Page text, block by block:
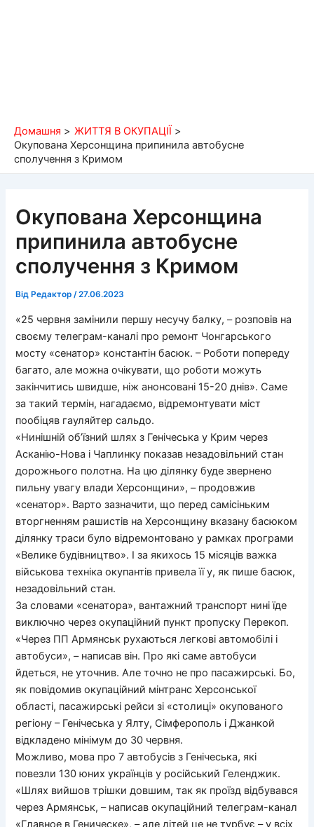
Домашня
ЖИТТЯ В ОКУПАЦІЇ
Окупована Херсонщина припинила автобусне
сполучення з Кримом
Окупована Херсонщина
припинила автобусне
сполучення з Кримом
Від Редактор/27.06.2023
«25 червня замінили першу несучу балку, – розповів на
своєму телеграм-каналі про ремонт Чонгарського
мосту «сенатор» константін басюк. – Роботи попереду
багато, але можна очікувати, що роботи можуть
закінчитись швидше, ніж анонсовані 15-20 днів». Саме
за такий термін, нагадаємо, відремонтувати міст
пообіцяв гауляйтер сальдо.
«Нинішній об’їзний шлях з Генічеська у Крим через
Асканію-Нова і Чаплинку показав незадовільний стан
дорожнього полотна. На цю ділянку буде звернено
пильну увагу влади Херсонщини», – продовжив
«сенатор». Варто зазначити, що перед самісіньким
вторгненням рашистів на Херсонщину вказану басюком
ділянку траси було відремонтовано у рамках програми
«Велике будівництво». І за якихось 15 місяців важка
військова техніка окупантів привела її у, як пише басюк,
незадовільний стан.
За словами «сенатора», вантажний транспорт нині їде
виключно через окупаційний пункт пропуску Перекоп.
«Через ПП Армянськ рухаються легкові автомобілі і
автобуси», – написав він. Про які саме автобуси
йдеться, не уточнив. Але точно не про пасажирські. Бо,
як повідомив окупаційний мінтранс Херсонської
області, пасажирські рейси зі «столиці» окупованого
регіону – Генічеська у Ялту, Сімферополь і Джанкой
відкладено мінімум до 30 червня.
Можливо, мова про 7 автобусів з Генічеська, які
повезли 130 юних українців у російський Геленджик.
«Шлях вийшов трішки довшим, так як проїзд відбувався
через Армянськ, – написав окупаційний телеграм-канал
«Главное в Геническе», – але дітей це не турбує – у всіх